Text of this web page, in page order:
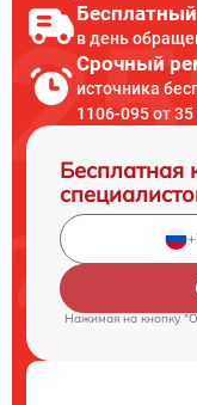
в день
Срочный
источника
1106-095 от
Бесплатная
Нажимая на кнопку